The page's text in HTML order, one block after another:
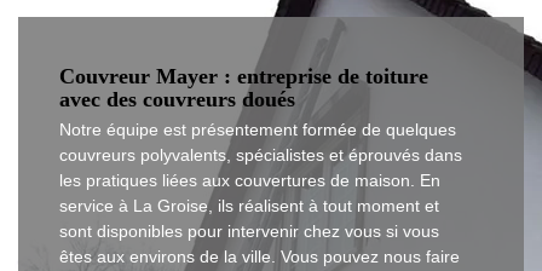
Couvreur Mayer : entreprise de toiture
avec des couvreurs doués
Notre équipe est présentement formée de quelques
couvreurs polyvalents, spécialistes et éprouvés dans
les pratiques liées aux couvertures de maison. En
service à La Groise, ils réalisent à tout moment et
sont disponibles pour intervenir chez vous si vous
êtes aux environs de la ville. Vous pouvez nous faire